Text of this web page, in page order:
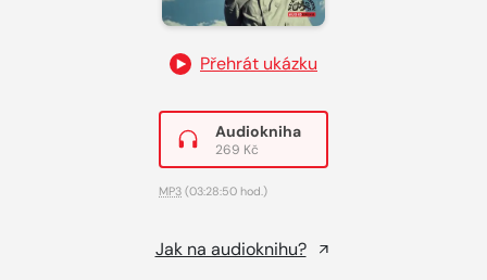
Přehrát ukázku
Audiokniha
269 Kč
MP3 (03:28:50 hod.)
Jak na audioknihu?